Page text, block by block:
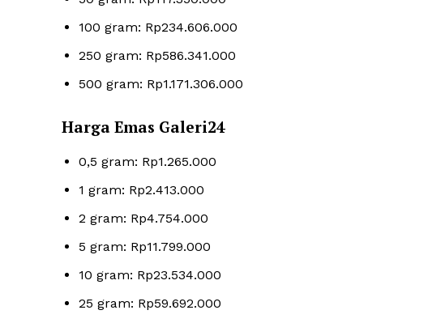
100 gram: Rp234.606.000
250 gram: Rp586.341.000
500 gram: Rp1.171.306.000
Harga Emas Galeri24
0,5 gram: Rp1.265.000
1 gram: Rp2.413.000
2 gram: Rp4.754.000
5 gram: Rp11.799.000
10 gram: Rp23.534.000
25 gram: Rp59.692.000